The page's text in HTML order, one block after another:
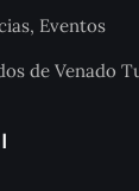
Eventos
de Venado